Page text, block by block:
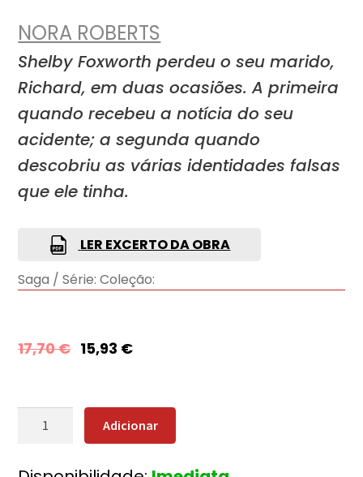
NORA ROBERTS
Shelby Foxworth perdeu o seu marido,
Richard, em duas ocasiões. A primeira
quando recebeu a notícia do seu
acidente; a segunda quando
descobriu as várias identidades falsas
que ele tinha.
LER EXCERTO DA OBRA
Saga / Série: Coleção:
17,70€ 15,93 €
Quantidade
Adicionar